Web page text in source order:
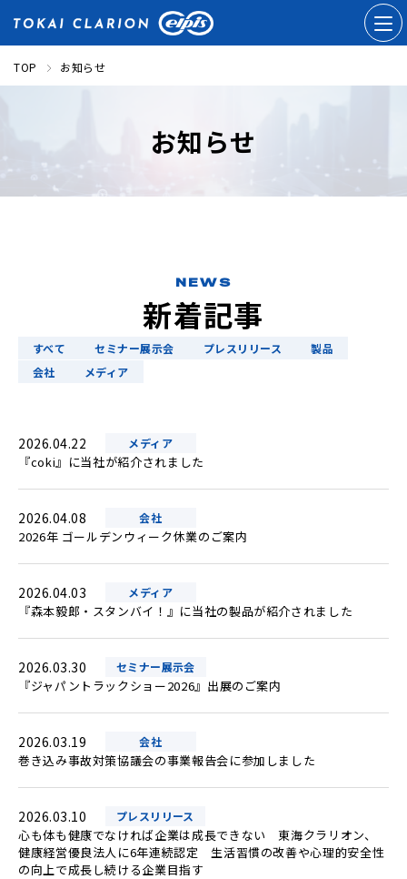
TOP お知らせ
お知らせ
NEWS
新着記事
すべて セミナー展示会 プレスリリース
製品
会社
メディア
2026.04.22 メディア
『coki』に当社が紹介されました
2026.04.08 会社
2026年 ゴールデンウィーク休業のご案内
2026.04.03 メディア
『森本毅郎・スタンバイ！』に当社の製品が紹介されました
2026.03.30 セミナー展示会
『ジャパントラックショー2026』出展のご案内
2026.03.19 会社
巻き込み事故対策協議会の事業報告会に参加しました
2026.03.10 プレスリリース
心も体も健康でなければ企業は成長できない 東海クラリオン、
健康経営優良法人に6年連続認定 生活習慣の改善や心理的安全性
の向上で成長し続ける企業目指す